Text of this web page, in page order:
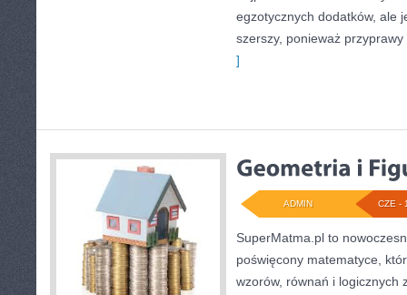
egzotycznych dodatków, ale
szerszy, ponieważ
]
CZE -
ADMIN
SuperMatma.pl to
poświęcony matematyce,
wzorów, równań i logicznych